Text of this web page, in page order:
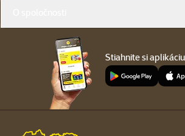
Stiahnite si